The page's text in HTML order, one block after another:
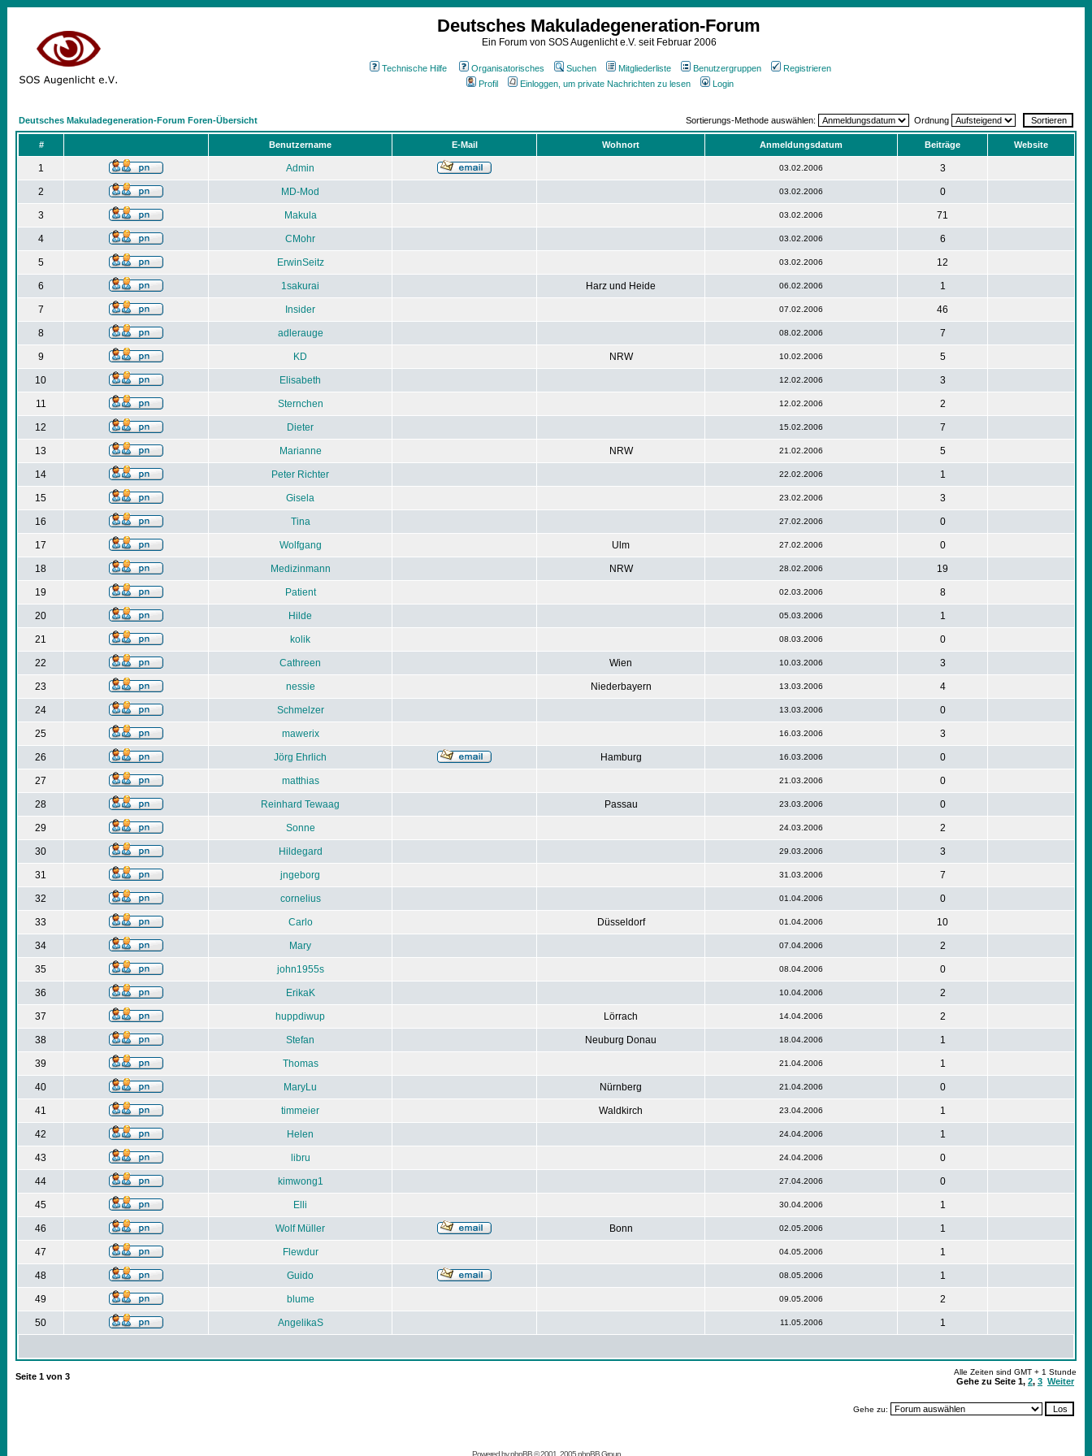
Deutsches Makuladegeneration-Forum
Ein Forum von SOS Augenlicht e.V. seit Februar 2006
Technische Hilfe Organisatorisches Suchen Mitgliederliste Benutzergruppen
Registrieren
Profil
Einloggen, um private Nachrichten zu lesen Login
Deutsches Makuladegeneration-Forum Foren-Übersicht Sortierungs-Methode auswählen: Ordnung
# Benutzername E-Mail Wohnort Anmeldungsdatum Beiträge Website
1 Admin 03.02.2006 3
2 MD-Mod 03.02.2006 0
3 Makula 03.02.2006 71
4 CMohr 03.02.2006 6
5 ErwinSeitz 03.02.2006 12
6 1sakurai Harz und Heide 06.02.2006 1
7 Insider 07.02.2006 46
8 adlerauge 08.02.2006 7
9 KD NRW 10.02.2006 5
10 Elisabeth 12.02.2006 3
11 Sternchen 12.02.2006 2
12 Dieter 15.02.2006 7
13 Marianne NRW 21.02.2006 5
14 Peter Richter 22.02.2006 1
15 Gisela 23.02.2006 3
16 Tina 27.02.2006 0
17 Wolfgang Ulm 27.02.2006 0
18 Medizinmann NRW 28.02.2006 19
19 Patient 02.03.2006 8
20 Hilde 05.03.2006 1
21 kolik 08.03.2006 0
22 Cathreen Wien 10.03.2006 3
23 nessie Niederbayern 13.03.2006 4
24 Schmelzer 13.03.2006 0
25 mawerix 16.03.2006 3
26 Jörg Ehrlich Hamburg 16.03.2006 0
27 matthias 21.03.2006 0
28 Reinhard Tewaag Passau 23.03.2006 0
29 Sonne 24.03.2006 2
30 Hildegard 29.03.2006 3
31 jngeborg 31.03.2006 7
32 cornelius 01.04.2006 0
33 Carlo Düsseldorf 01.04.2006 10
34 Mary 07.04.2006 2
35 john1955s 08.04.2006 0
36 ErikaK 10.04.2006 2
37 huppdiwup Lörrach 14.04.2006 2
38 Stefan Neuburg Donau 18.04.2006 1
39 Thomas 21.04.2006 1
40 MaryLu Nürnberg 21.04.2006 0
41 timmeier Waldkirch 23.04.2006 1
42 Helen 24.04.2006 1
43 libru 24.04.2006 0
44 kimwong1 27.04.2006 0
45 Elli 30.04.2006 1
46 Wolf Müller Bonn 02.05.2006 1
47 Flewdur 04.05.2006 1
48 Guido 08.05.2006 1
49 blume 09.05.2006 2
50 AngelikaS 11.05.2006 1
Seite 1 von 3 Alle Zeiten sind GMT + 1 Stunde
Gehe zu Seite 1, 2, 3 Weiter
Gehe zu:
Powered byphpBB© 2001, 2005 phpBB Group